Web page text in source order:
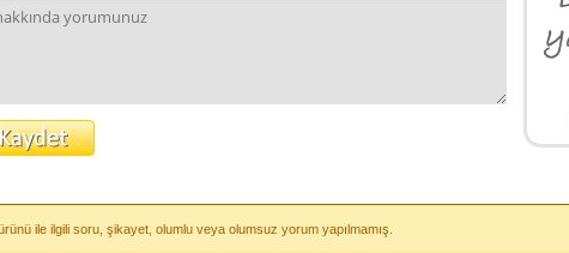
ile ilgili soru, şikayet, olumlu veya olumsuz yorum yapılmamış.